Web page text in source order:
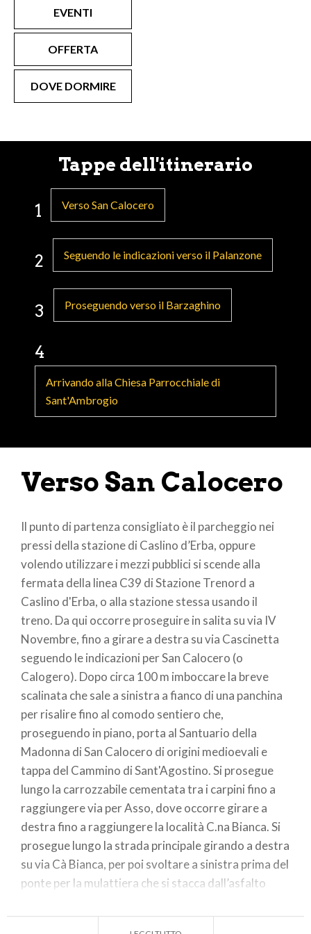
EVENTI
OFFERTA
DOVE DORMIRE
Tappe dell'itinerario
1 Verso San Calocero
2 Seguendo le indicazioni verso il Palanzone
3 Proseguendo verso il Barzaghino
4
Arrivando alla Chiesa Parrocchiale di
Sant'Ambrogio
Verso San Calocero
Il punto di partenza consigliato è il parcheggio nei
pressi della stazione di Caslino d’Erba, oppure
volendo utilizzare i mezzi pubblici si scende alla
fermata della linea C39 di Stazione Trenord a
Caslino d'Erba, o alla stazione stessa usando il
treno. Da qui occorre proseguire in salita su via IV
Novembre, fino a girare a destra su via Cascinetta
seguendo le indicazioni per San Calocero (o
Calogero). Dopo circa 100 m imboccare la breve
scalinata che sale a sinistra a fianco di una panchina
per risalire fino al comodo sentiero che,
proseguendo in piano, porta al Santuario della
Madonna di San Calocero di origini medioevali e
tappa del Cammino di Sant'Agostino. Si prosegue
lungo la carrozzabile cementata tra i carpini fino a
raggiungere via per Asso, dove occorre girare a
destra fino a raggiungere la località C.na Bianca. Si
prosegue lungo la strada principale girando a destra
su via Cà Bianca, per poi svoltare a sinistra prima del
ponte per la mulattiera che si stacca dall’asfalto
tratto pianeggiante di circa 2 km, affiancato dal